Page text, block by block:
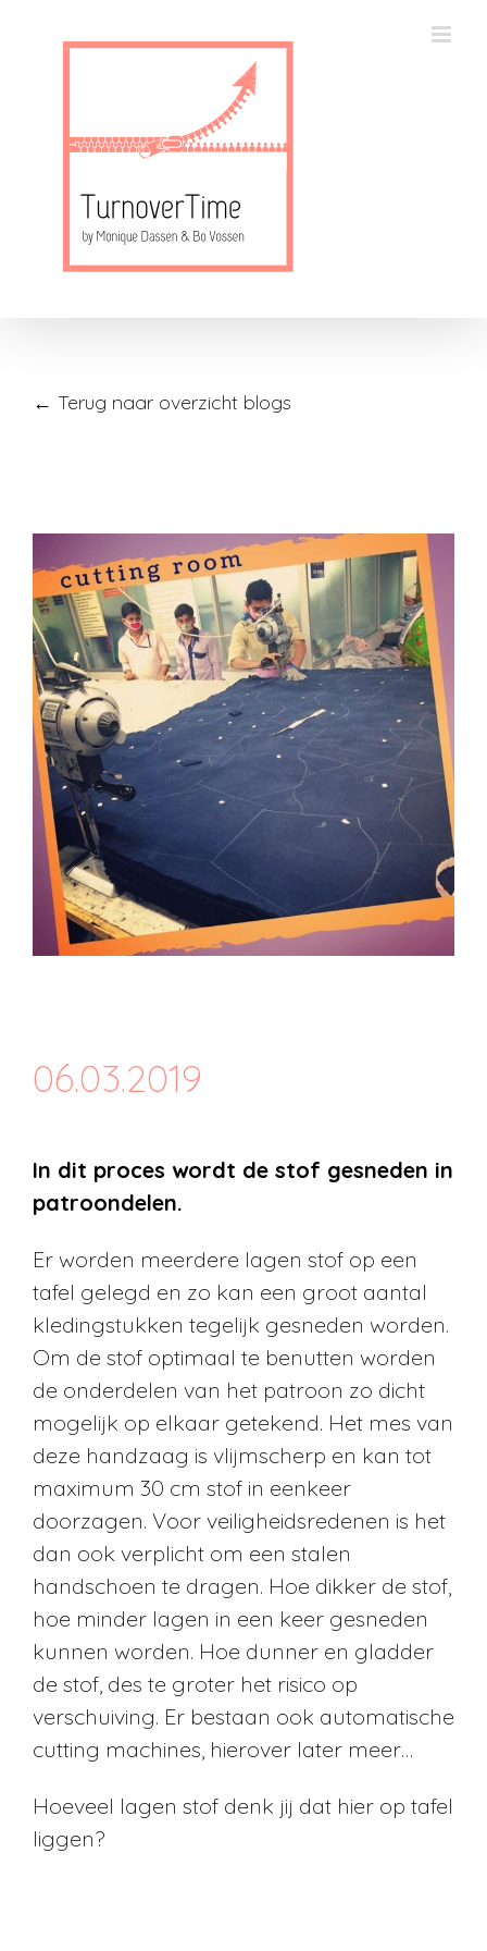
← Terug naar overzicht blogs
06.03.2019
In dit proces wordt de stof gesneden in
patroondelen.
Er worden meerdere lagen stof op een
tafel gelegd en zo kan een groot aantal
kledingstukken tegelijk gesneden worden.
Om de stof optimaal te benutten worden
de onderdelen van het patroon zo dicht
mogelijk op elkaar getekend. Het mes van
deze handzaag is vlijmscherp en kan tot
maximum 30 cm stof in eenkeer
doorzagen. Voor veiligheidsredenen is het
dan ook verplicht om een stalen
handschoen te dragen. Hoe dikker de stof,
hoe minder lagen in een keer gesneden
kunnen worden. Hoe dunner en gladder
de stof, des te groter het risico op
verschuiving. Er bestaan ook automatische
cutting machines, hierover later meer…
Hoeveel lagen stof denk jij dat hier op tafel
liggen?